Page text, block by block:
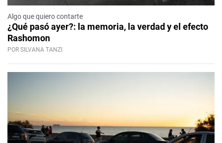
Algo que quiero contarte
¿Qué pasó ayer?: la memoria, la verdad y el efecto
Rashomon
POR SILVANA TANZI